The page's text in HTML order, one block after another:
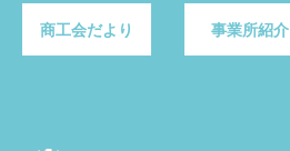
商工会だより 事業所紹介